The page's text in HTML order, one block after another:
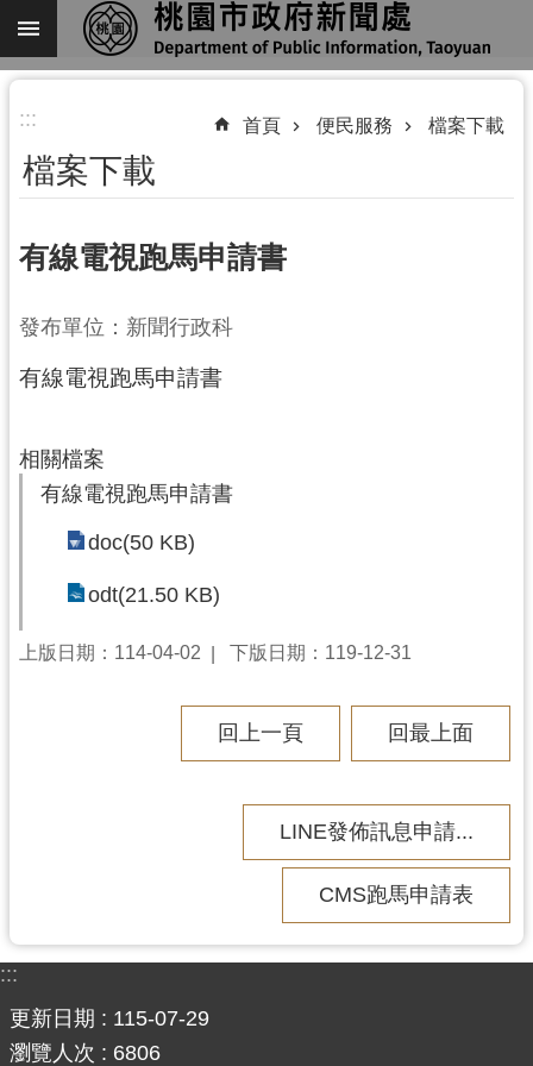
跳到主要內容區塊
進
搜
尋
於
我
們
機
關
務
資
務
政
府
::: 首頁 便民服務 檔案下載
檔案下載
有線電視跑馬申請書
發布單位：新聞行政科
有線電視跑馬申請書
相關檔案
有線電視跑馬申請書
doc(50 KB)
odt(21.50 KB)
上版日期：114-04-02 下版日期：119-12-31
回上一頁 回最上面
LINE發佈訊息申請...
CMS跑馬申請表
:::
更新日期
115-07-29
瀏覽人次
6806